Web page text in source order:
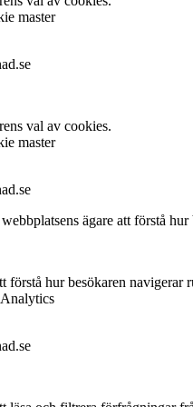
master
val av cookies.
master
ägare att förstå
förstå hur besökaren navigerar